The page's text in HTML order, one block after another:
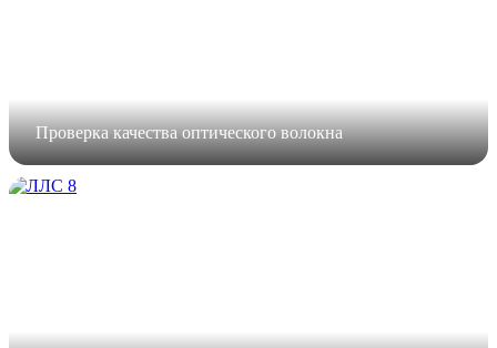
Проверка качества оптического волокна